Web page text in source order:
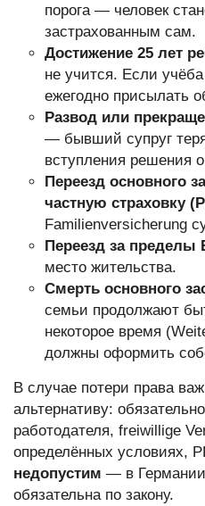
порога — человек
застрахованным сам.
Достижение 25 лет
не учится. Если
ежегодно присылать
Развод или
— бывший супруг
вступления решения
Переезд основного
частную страховку
Familienversicherung
Переезд за пределы
место жительства.
Смерть основного
семьи продолжают
некоторое время
должны оформить
В случае потери права
альтернативу:
работодателя, freiwillige
определённых условиях,
недопустим — в Германии
обязательна по закону.